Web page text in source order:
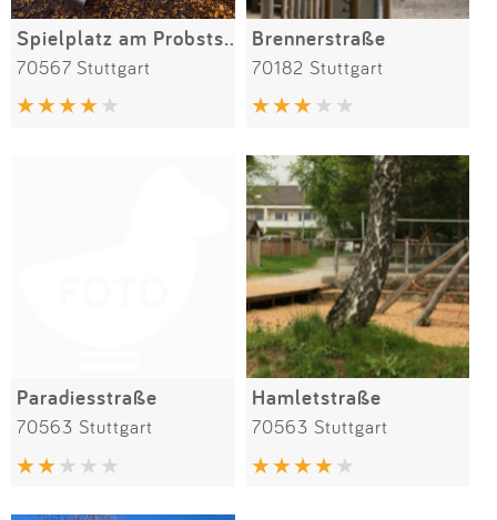
Spielplatz am Probstsee
70567 Stuttgart
Brennerstraße
70182 Stuttgart
Paradiesstraße
70563 Stuttgart
Hamletstraße
70563 Stuttgart